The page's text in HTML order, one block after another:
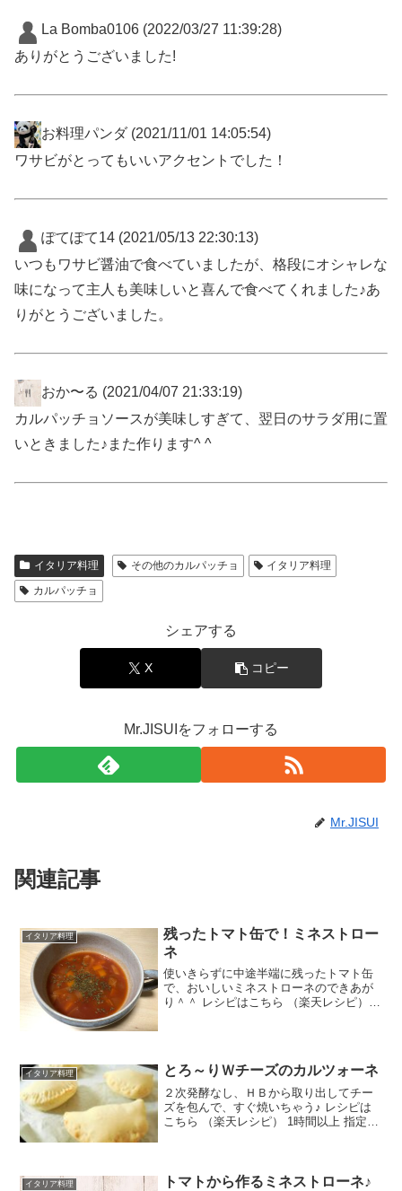
La Bomba0106 (2022/03/27 11:39:28)
ありがとうございました!
お料理パンダ (2021/11/01 14:05:54)
ワサビがとってもいいアクセントでした！
ぽてぽて14 (2021/05/13 22:30:13)
いつもワサビ醤油で食べていましたが、格段にオシャレな
味になって主人も美味しいと喜んで食べてくれました♪あ
りがとうございました。
おか〜る (2021/04/07 21:33:19)
カルパッチョソースが美味しすぎて、翌日のサラダ用に置
いときました♪また作ります^ ^
イタリア料理 その他のカルパッチョ
イタリア料理
カルパッチョ
シェアする
X コピー
Mr.JISUIをフォローする
Mr.JISUI
関連記事
イタリア料理
残ったトマト缶で！ミネストロー
ネ
使いきらずに中途半端に残ったトマト缶
で、おいしいミネストローネのできあが
り＾＾ レシピはこちら （楽天レシピ）
イタリア料理 とろ～りＷチーズのカルツォーネ
２次発酵なし、ＨＢから取り出してチー
ズを包んで、すぐ焼いちゃう♪ レシピは
こちら （楽天レシピ） 1時間以上 指定な
イタリア料理 トマトから作るミネストローネ♪